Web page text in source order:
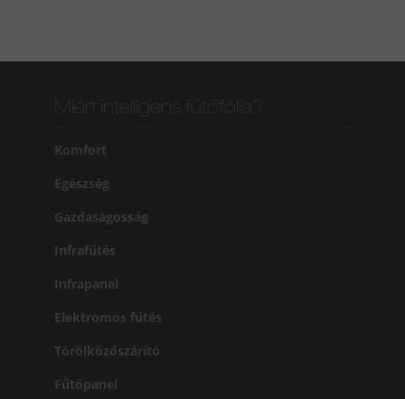
Komfort
Egészség
Gazdaságosság
Infrafűtés
Infrapanel
Elektromos fűtés
Törölközőszárító
Fűtőpanel